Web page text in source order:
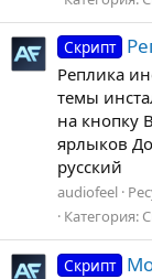
Скрипт
Реплика
темы
на кнопку
ярлыков
русский
audiofeel
Категория:
Скрипт